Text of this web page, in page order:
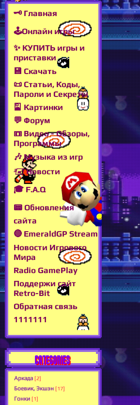
🗝 Главная
🕹Онлайн игры
✨ КУПИТЬ игры и
приставки
💾 Скачать
📜 Статьи, Коды,
Пароли и Секреты
🎴 Картинки
💬 Форум
📼 Видео - Обзоры,
Программы
🎶 Музыка из игр
🖅 Новости
🎓 F.A.Q
📟 Обновления
сайта
🔴 EmeraldGP Stream
Новости Игрового
Мира
Radio GamePlay
Поддержи сайт
Retro-Bit
Обратная связь
1111111
CATEGORIES
Аркада [2]
Боевик, Экшэн [17]
Гонки [1]